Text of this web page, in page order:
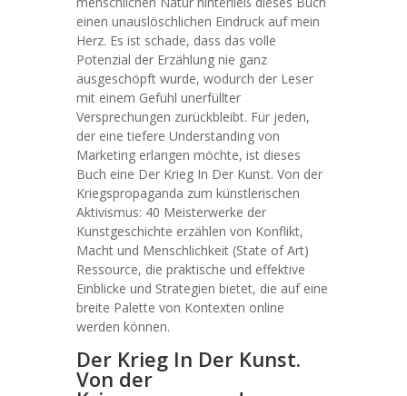
einen unauslöschlichen Eindruck auf mein
Herz. Es ist schade, dass das volle
Potenzial der Erzählung nie ganz
ausgeschöpft wurde, wodurch der Leser
mit einem Gefühl unerfüllter
Versprechungen zurückbleibt. Für jeden,
der eine tiefere Understanding von
Marketing erlangen möchte, ist dieses
Buch eine Der Krieg In Der Kunst. Von der
Kriegspropaganda zum künstlerischen
Aktivismus: 40 Meisterwerke der
Kunstgeschichte erzählen von Konflikt,
Macht und Menschlichkeit (State of Art)
Ressource, die praktische und effektive
Einblicke und Strategien bietet, die auf eine
breite Palette von Kontexten online
werden können.
Der Krieg In Der Kunst.
Von der